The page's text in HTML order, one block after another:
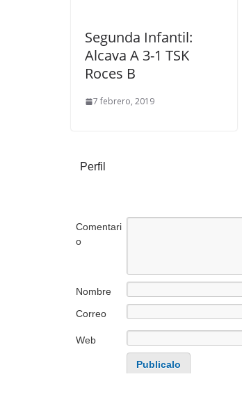
Segunda Infantil:
Alcava A 3-1 TSK
Roces B
7 febrero, 2019
Perfil
Comentari
o
Nombre
Correo
Web